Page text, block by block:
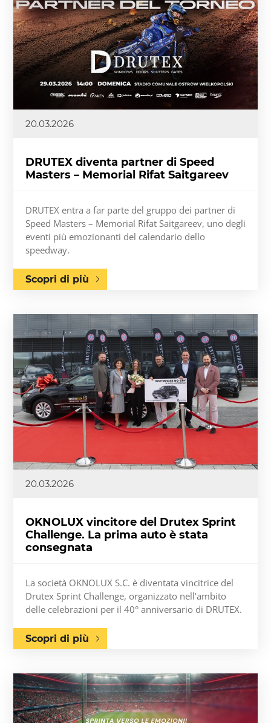
20.03.2026
DRUTEX diventa partner di Speed
Masters – Memorial Rifat Saitgareev
DRUTEX entra a far parte del gruppo dei partner di
Speed Masters – Memorial Rifat Saitgareev, uno degli
eventi più emozionanti del calendario dello
speedway.
Scopri di più
20.03.2026
OKNOLUX vincitore del Drutex Sprint
Challenge. La prima auto è stata
consegnata
La società OKNOLUX S.C. è diventata vincitrice del
Drutex Sprint Challenge, organizzato nell’ambito
delle celebrazioni per il 40° anniversario di DRUTEX.
Scopri di più